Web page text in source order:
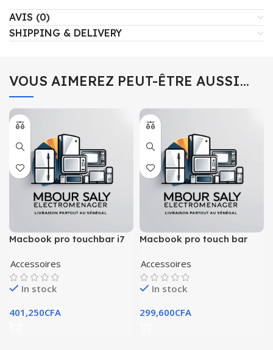
AVIS (0)
SHIPPING & DELIVERY
VOUS AIMEREZ PEUT-ÊTRE AUSSI…
Macbook pro touchbar i7
Accessoires
In stock
401,250CFA
Macbook pro touch bar
Accessoires
In stock
299,600CFA